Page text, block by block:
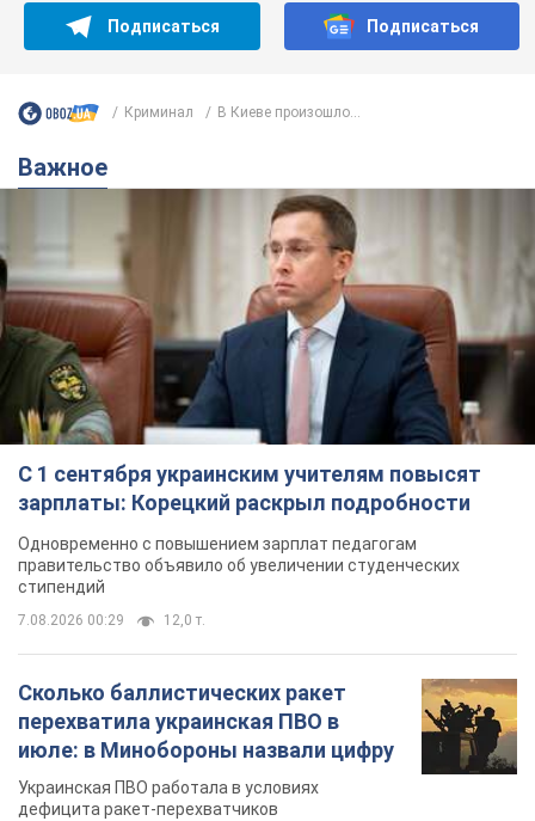
Подписаться Подписаться
Криминал В Киеве произошло...
Важное
С 1 сентября украинским учителям повысят
зарплаты: Корецкий раскрыл подробности
Одновременно с повышением зарплат педагогам
правительство объявило об увеличении студенческих
стипендий
7.08.2026 00:29 12,0 т.
Сколько баллистических ракет
перехватила украинская ПВО в
июле: в Минобороны назвали цифру
Украинская ПВО работала в условиях
дефицита ракет-перехватчиков